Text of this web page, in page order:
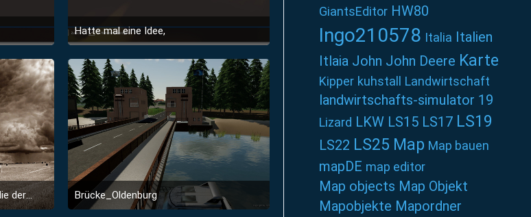
Hatte mal eine Idee,
6. Juni 2020 um 20:27
Weitere Infos zur neuen Map, die derzeit noch in den Kinderschuhen steckt, Brücke_Oldenburg
24. August 2019 um 16:25
GiantsEditor HW80
Ingo210578 Italia Italien
Itlaia John John Deere Karte
Kipper kuhstall Landwirtschaft
landwirtschafts-simulator 19
Lizard LKW LS15 LS17 LS19
LS22 LS25 Map Map bauen
mapDE map editor
Map objects Map Objekt
Mapobjekte Mapordner